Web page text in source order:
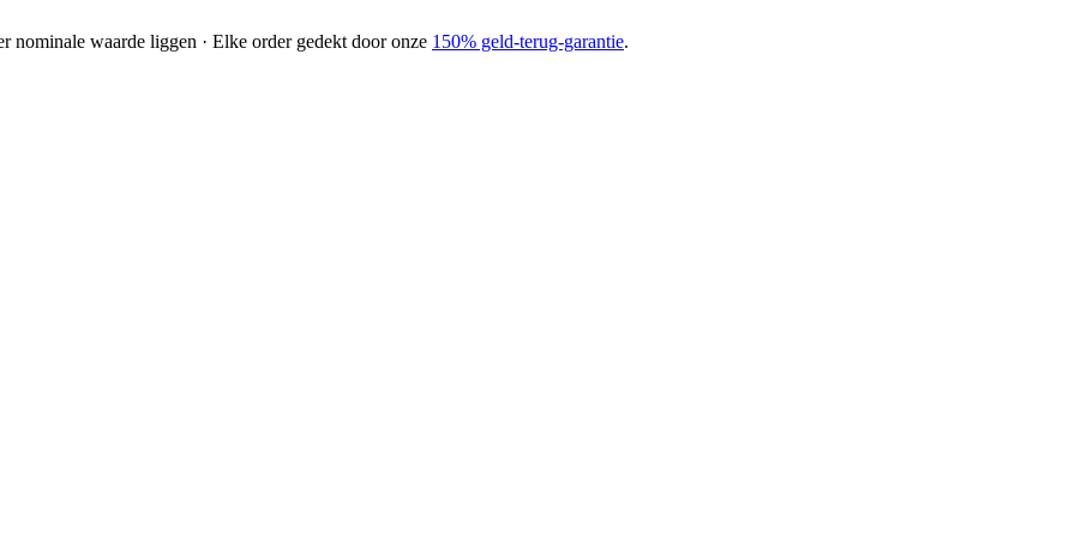
nominale waarde liggen · Elke order gedekt door onze 150% geld-terug-garantie.